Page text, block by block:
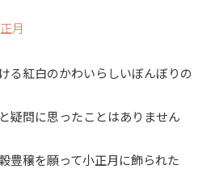
月
る紅白のかわいらしいぼんぼりの
疑問に思ったことはありません
豊穣を願って小正月に飾られた